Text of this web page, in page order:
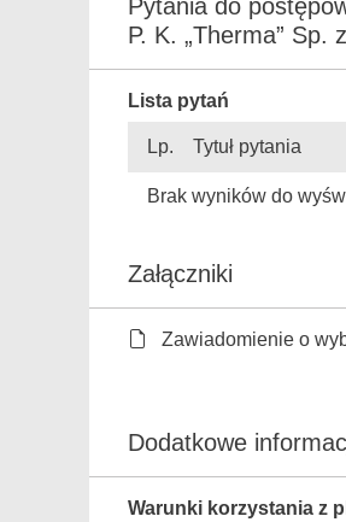
Pytania do
P. K. „Therma” Sp.
Lista pytań
Lp. Tytuł pytania
Brak wyników do
Załączniki
Zawiadomienie o
Dodatkowe
Warunki korzystania z